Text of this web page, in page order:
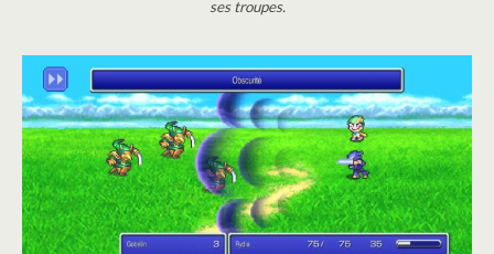
ses troupes.